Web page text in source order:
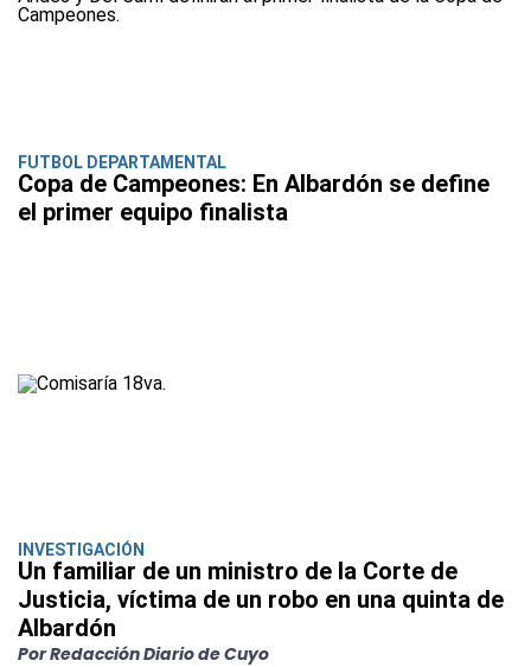
FUTBOL DEPARTAMENTAL
Copa de Campeones: En Albardón se define
el primer equipo finalista
INVESTIGACIÓN
Un familiar de un ministro de la Corte de
Justicia, víctima de un robo en una quinta de
Albardón
Por Redacción Diario de Cuyo